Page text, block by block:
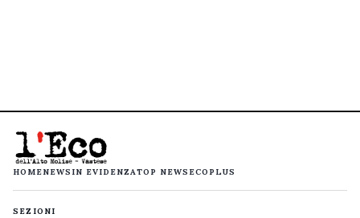
HOMENEWS IN EVIDENZATOP NEWS ECOPLUS
SEZIONI